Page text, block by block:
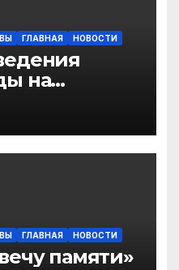
ГЛАВНАЯ НОВОСТИ
на
ГЛАВНАЯ НОВОСТИ
памяти»